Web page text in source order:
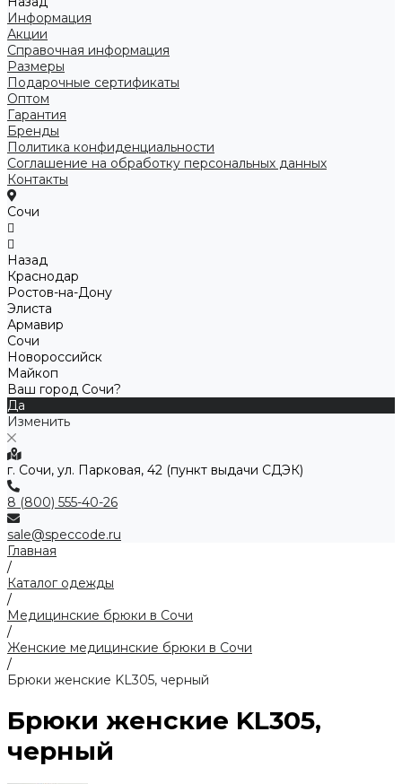
Информация
Акции
Справочная информация
Размеры
Подарочные сертификаты
Оптом
Гарантия
Бренды
Политика конфиденциальности
Соглашение на обработку персональных данных
Контакты
Сочи
Назад
Краснодар
Ростов-на-Дону
Элиста
Армавир
Сочи
Новороссийск
Майкоп
Ваш город Сочи?
Да
Изменить
г. Сочи, ул. Парковая, 42 (пункт выдачи СДЭК)
8 (800) 555-40-26
sale@speccode.ru
Главная
/
Каталог одежды
/
Медицинские брюки в Сочи
/
Женские медицинские брюки в Сочи
/
Брюки женские KL305, черный
Брюки женские KL305,
черный